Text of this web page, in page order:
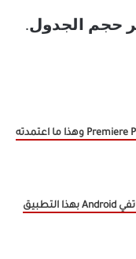
حجم الجدول.
حررت 10 جيجابايت من هاتفي Android بهذا التطبيق